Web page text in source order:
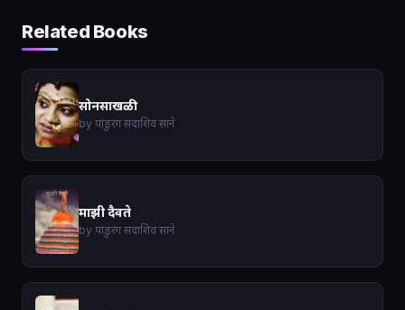
Related Books
सोनसाखळी
by पांडुरंग सदाशिव साने
माझी दैवते
by पांडुरंग सदाशिव साने